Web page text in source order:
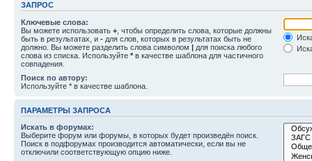
ЗАПРОС
Ключевые слова:
Вы можете использовать + , чтобы определить слова, которые должны
быть в результатах, и - для слов, которых в результатах быть не
должно. Вы можете разделить слова символом | для поиска любого
слова из списка. Используйте * в качестве шаблона для частичного
совпадения.
Поиск по автору:
Используйте * в качестве шаблона.
ПАРАМЕТРЫ ЗАПРОСА
Искать в форумах:
Выберите форум или форумы, в которых будет произведён поиск.
Поиск в подфорумах производится автоматически, если вы не
отключили соответствующую опцию ниже.